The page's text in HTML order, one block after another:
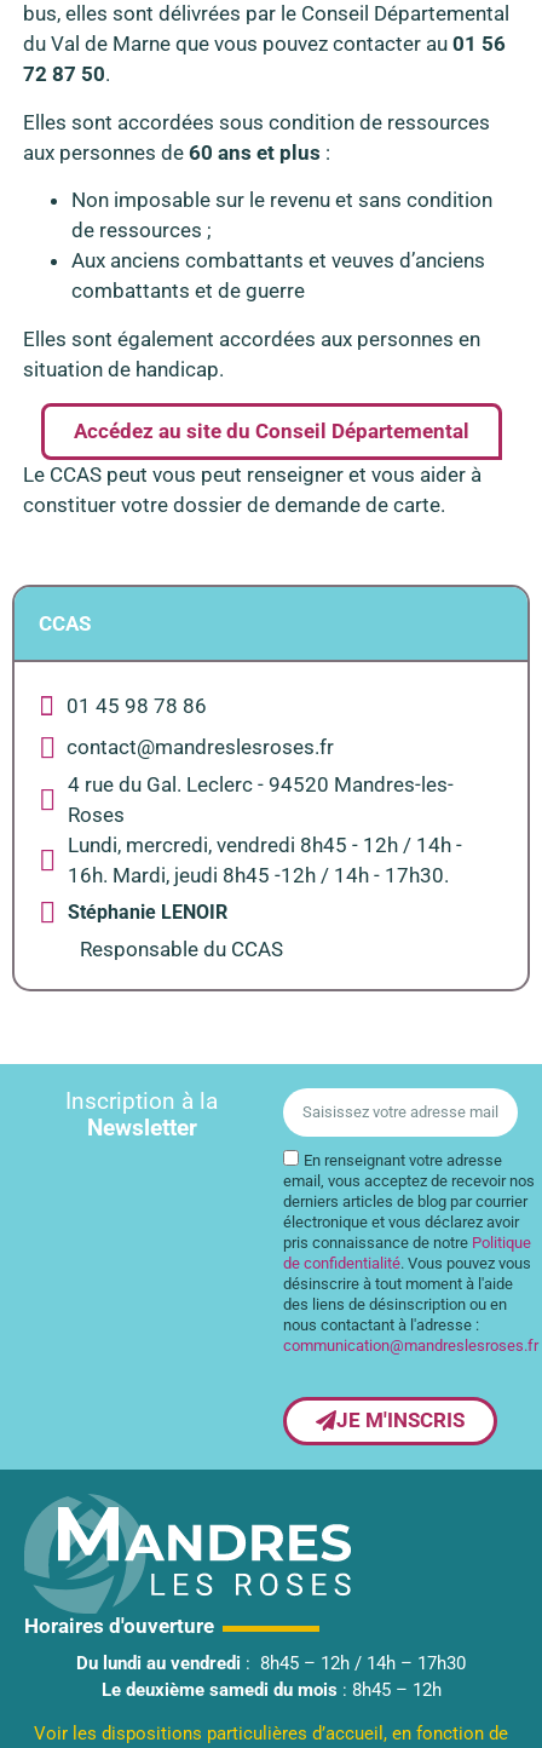
bus, elles sont délivrées par le Conseil Départemental
du Val de Marne que vous pouvez contacter au 01 56
72 87 50.
Elles sont accordées sous condition de ressources
aux personnes de 60 ans et plus :
Non imposable sur le revenu et sans condition
de ressources ;
Aux anciens combattants et veuves d’anciens
combattants et de guerre
Elles sont également accordées aux personnes en
situation de handicap.
Accédez au site du Conseil Départemental
Le CCAS peut vous peut renseigner et vous aider à
constituer votre dossier de demande de carte.
CCAS
01 45 98 78 86
contact@mandreslesroses.fr
4 rue du Gal. Leclerc - 94520 Mandres-les-
Roses
Lundi, mercredi, vendredi 8h45 - 12h / 14h -
16h. Mardi, jeudi 8h45 -12h / 14h - 17h30.
Stéphanie LENOIR
Responsable du CCAS
Inscription à la
Newsletter
En renseignant votre adresse
email, vous acceptez de recevoir nos
derniers articles de blog par courrier
électronique et vous déclarez avoir
pris connaissance de notre Politique
de confidentialité. Vous pouvez vous
désinscrire à tout moment à l'aide
des liens de désinscription ou en
nous contactant à l'adresse :
communication@mandreslesroses.fr
JE M'INSCRIS
Horaires d'ouverture
Du lundi au vendredi : 8h45 – 12h / 14h – 17h30
Le deuxième samedi du mois: 8h45 – 12h
Voir les dispositions particulières d’accueil, en fonction de